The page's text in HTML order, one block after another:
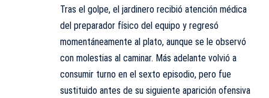
Tras el golpe, el jardinero recibió atención médica
del preparador físico del equipo y regresó
momentáneamente al plato, aunque se le observó
con molestias al caminar. Más adelante volvió a
consumir turno en el sexto episodio, pero fue
sustituido antes de su siguiente aparición ofensiva